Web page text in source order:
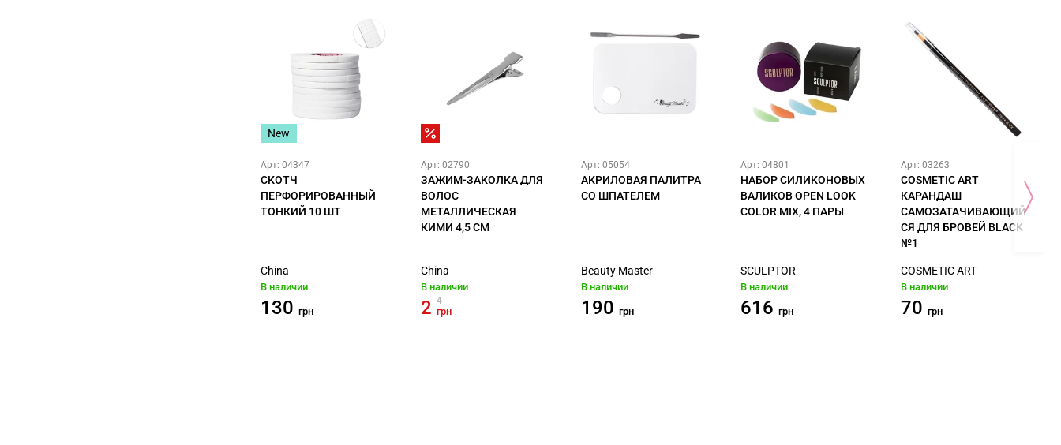
New
Арт: 04347
СКОТЧ
ПЕРФОРИРОВАННЫЙ
ТОНКИЙ 10 ШТ
China
В наличии
130 грн
Арт: 02790
ЗАЖИМ-ЗАКОЛКА ДЛЯ
ВОЛОС
МЕТАЛЛИЧЕСКАЯ
КИМИ 4,5 СМ
China
В наличии
2 4
грн
Арт: 05054
АКРИЛОВАЯ ПАЛИТРА
СО ШПАТЕЛЕМ
Beauty Master
В наличии
190 грн
Арт: 04801
НАБОР СИЛИКОНОВЫХ
ВАЛИКОВ OPEN LOOK
COLOR MIX, 4 ПАРЫ
SCULPTOR
В наличии
616 грн
Арт: 03263
COSMETIC ART
КАРАНДАШ
САМОЗАТАЧИВАЮЩИЙ
СЯ ДЛЯ БРОВЕЙ BLACK
№1
COSMETIC ART
В наличии
70 грн